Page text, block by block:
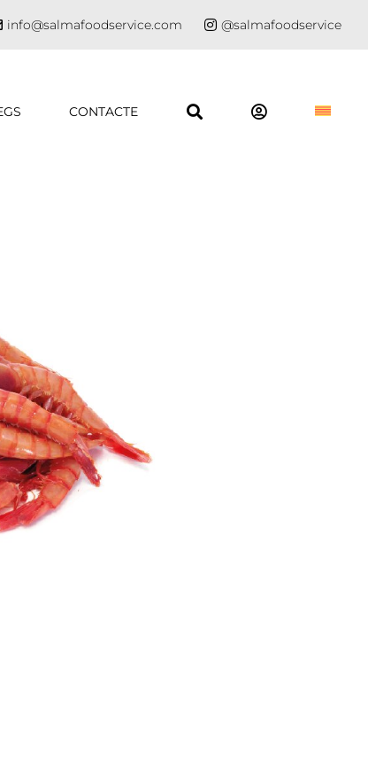
info@salmafoodservice.com @salmafoodservice
CONTACTE